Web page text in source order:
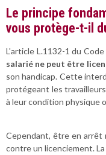
Le principe
vous protège-t-il
L'article L.1132-1 du
salarié ne peut être
son handicap. Cette
protégeant les
à leur condition physique
Cependant, être en arrêt
contre un licenciement.